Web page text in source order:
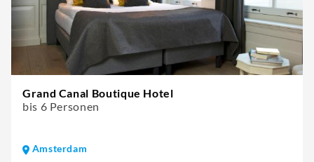
Grand Canal Boutique Hotel
bis 6 Personen
Amsterdam